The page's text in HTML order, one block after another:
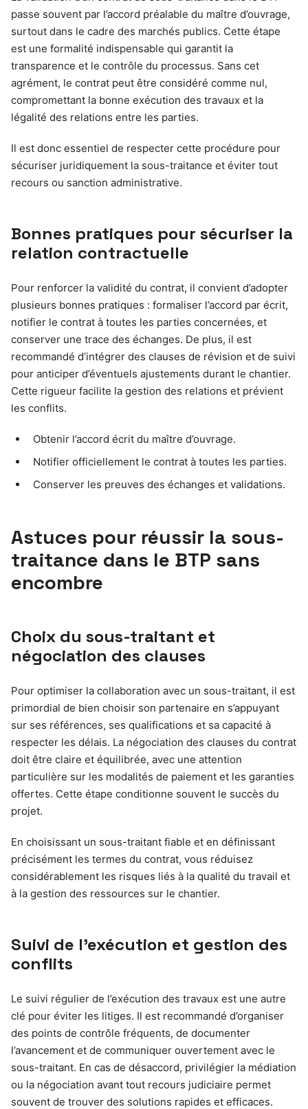
passe souvent par l’accord préalable du maître d’ouvrage,
surtout dans le cadre des marchés publics. Cette étape
est une formalité indispensable qui garantit la
transparence et le contrôle du processus. Sans cet
agrément, le contrat peut être considéré comme nul,
compromettant la bonne exécution des travaux et la
légalité des relations entre les parties.
Il est donc essentiel de respecter cette procédure pour
sécuriser juridiquement la sous-traitance et éviter tout
recours ou sanction administrative.
Bonnes pratiques pour sécuriser la
relation contractuelle
Pour renforcer la validité du contrat, il convient d’adopter
plusieurs bonnes pratiques : formaliser l’accord par écrit,
notifier le contrat à toutes les parties concernées, et
conserver une trace des échanges. De plus, il est
recommandé d’intégrer des clauses de révision et de suivi
pour anticiper d’éventuels ajustements durant le chantier.
Cette rigueur facilite la gestion des relations et prévient
les conflits.
Obtenir l’accord écrit du maître d’ouvrage.
Notifier officiellement le contrat à toutes les parties.
Conserver les preuves des échanges et validations.
Astuces pour réussir la sous-
traitance dans le BTP sans
encombre
Choix du sous-traitant et
négociation des clauses
Pour optimiser la collaboration avec un sous-traitant, il est
primordial de bien choisir son partenaire en s’appuyant
sur ses références, ses qualifications et sa capacité à
respecter les délais. La négociation des clauses du contrat
doit être claire et équilibrée, avec une attention
particulière sur les modalités de paiement et les garanties
offertes. Cette étape conditionne souvent le succès du
projet.
En choisissant un sous-traitant fiable et en définissant
précisément les termes du contrat, vous réduisez
considérablement les risques liés à la qualité du travail et
à la gestion des ressources sur le chantier.
Suivi de l’exécution et gestion des
conflits
Le suivi régulier de l’exécution des travaux est une autre
clé pour éviter les litiges. Il est recommandé d’organiser
des points de contrôle fréquents, de documenter
l’avancement et de communiquer ouvertement avec le
sous-traitant. En cas de désaccord, privilégier la médiation
ou la négociation avant tout recours judiciaire permet
souvent de trouver des solutions rapides et efficaces.